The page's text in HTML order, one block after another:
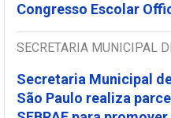
Congresso Escolar
SECRETARIA MUNICIPAL
Secretaria Municipal
São Paulo realiza